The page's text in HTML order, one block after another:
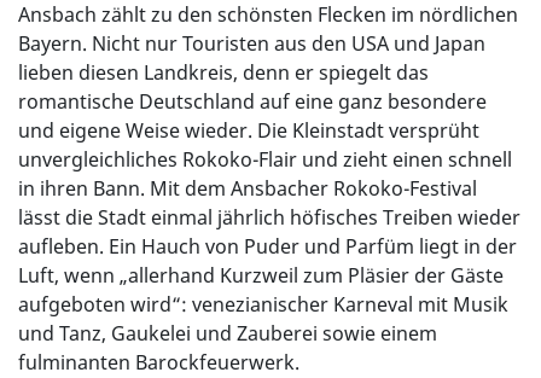
Ansbach zählt zu den schönsten Flecken im nördlichen
Bayern. Nicht nur Touristen aus den USA und Japan
lieben diesen Landkreis, denn er spiegelt das
romantische Deutschland auf eine ganz besondere
und eigene Weise wieder. Die Kleinstadt versprüht
unvergleichliches Rokoko-Flair und zieht einen schnell
in ihren Bann. Mit dem Ansbacher Rokoko-Festival
lässt die Stadt einmal jährlich höfisches Treiben wieder
aufleben. Ein Hauch von Puder und Parfüm liegt in der
Luft, wenn „allerhand Kurzweil zum Pläsier der Gäste
aufgeboten wird“: venezianischer Karneval mit Musik
und Tanz, Gaukelei und Zauberei sowie einem
fulminanten Barockfeuerwerk.